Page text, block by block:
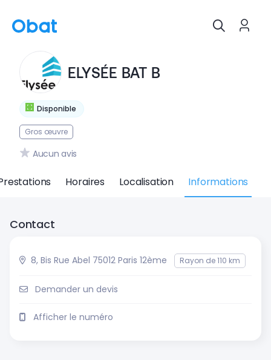
Disponible
ELYSÉE BAT B
Gros œuvre
Aucun avis
Horaires Localisation Informations
Contact
8, Bis Rue Abel 75012 Paris 12ème Rayon de 110 km
Demander un devis
Afficher le numéro